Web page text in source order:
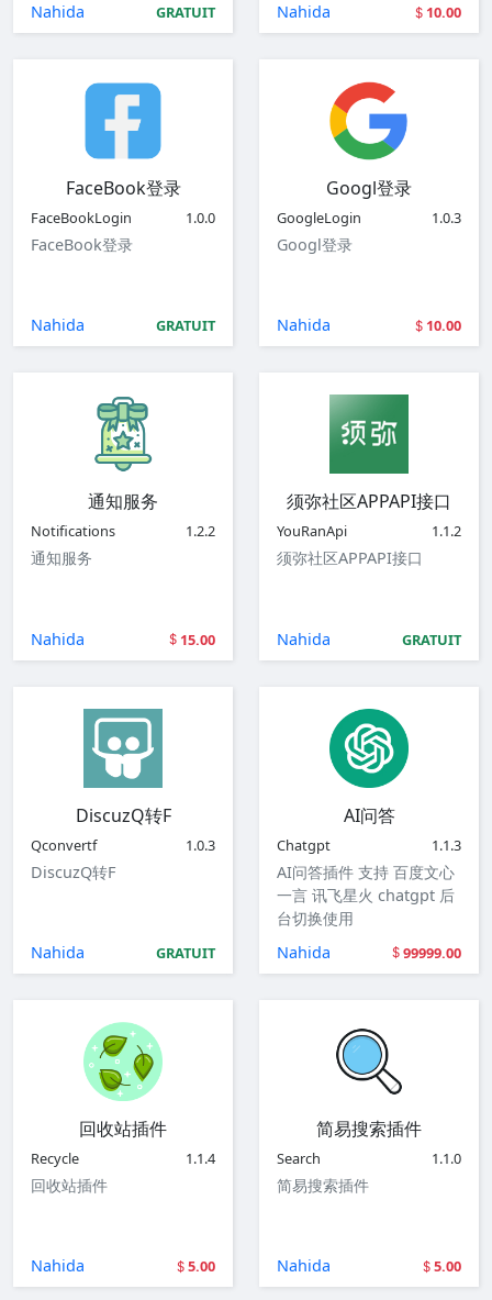
Nahida GRATUIT Nahida 10.00
FaceBook登录
FaceBookLogin 1.0.0
FaceBook登录
Nahida GRATUIT
Googl登录
GoogleLogin 1.0.3
Googl登录
Nahida 10.00
通知服务
Notifications 1.2.2
通知服务
Nahida 15.00
须弥社区APPAPI接口
YouRanApi 1.1.2
须弥社区APPAPI接口
Nahida GRATUIT
DiscuzQ转F
Qconvertf 1.0.3
DiscuzQ转F
Nahida GRATUIT
AI问答
Chatgpt 1.1.3
AI问答插件 支持 百度文心
一言 讯飞星火 chatgpt 后
台切换使用
Nahida
99999.00
回收站插件
Recycle 1.1.4
回收站插件
Nahida 5.00
简易搜索插件
Search 1.1.0
简易搜索插件
Nahida 5.00